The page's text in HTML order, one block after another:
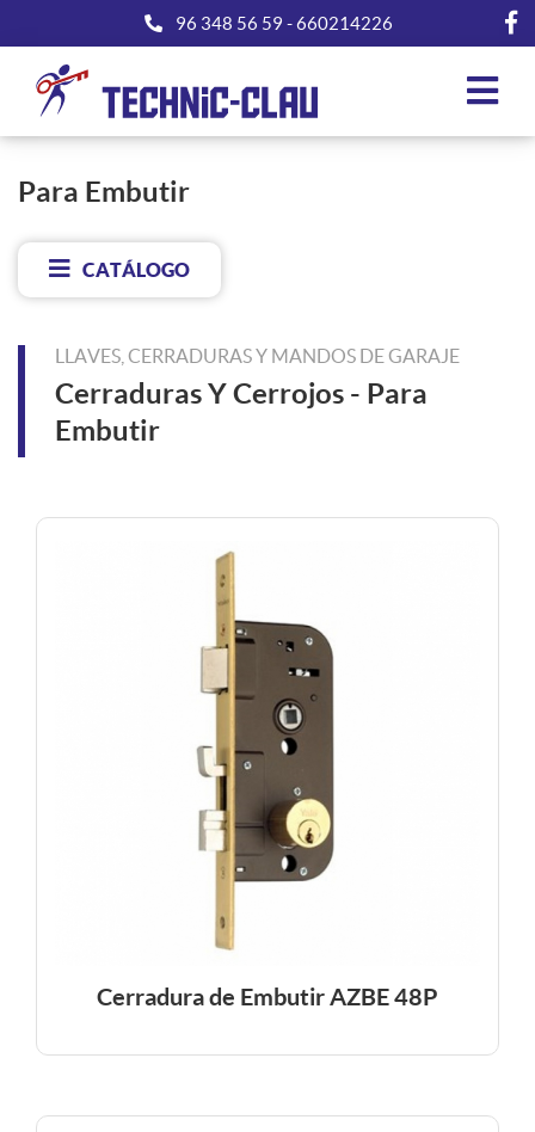
96 348 56 59 -660214226
Para Embutir
CATÁLOGO
LLAVES, CERRADURAS Y MANDOS DE GARAJE
Cerraduras Y Cerrojos - Para
Embutir
Cerradura de Embutir AZBE 48P